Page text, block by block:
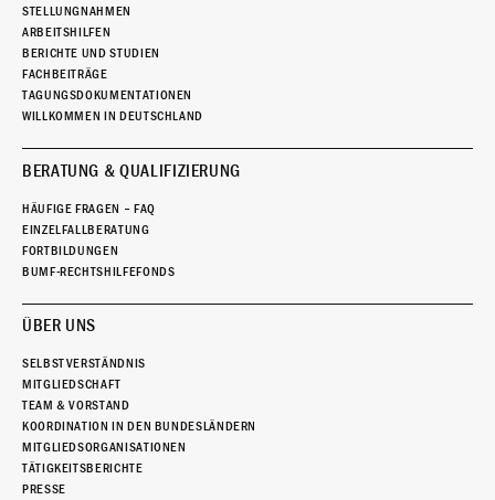
STELLUNGNAHMEN
ARBEITSHILFEN
BERICHTE UND STUDIEN
FACHBEITRÄGE
TAGUNGSDOKUMENTATIONEN
WILLKOMMEN IN DEUTSCHLAND
BERATUNG & QUALIFIZIERUNG
HÄUFIGE FRAGEN – FAQ
EINZELFALLBERATUNG
FORTBILDUNGEN
BUMF-RECHTSHILFEFONDS
ÜBER UNS
SELBSTVERSTÄNDNIS
MITGLIEDSCHAFT
TEAM & VORSTAND
KOORDINATION IN DEN BUNDESLÄNDERN
MITGLIEDSORGANISATIONEN
TÄTIGKEITSBERICHTE
PRESSE